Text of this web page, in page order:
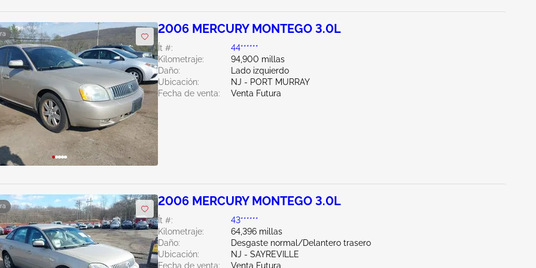
2006 MERCURY MONTEGO 3.0L
Ít #:
44******
Kilometraje:
94,900 millas
Daño:
Lado izquierdo
Ubicación:
NJ - PORT MURRAY
Fecha de venta:
Venta Futura
2006 MERCURY MONTEGO 3.0L
Ít #:
43******
Kilometraje:
64,396 millas
Daño:
Desgaste normal/Delantero trasero
Ubicación:
NJ - SAYREVILLE
Fecha de venta:
Venta Futura